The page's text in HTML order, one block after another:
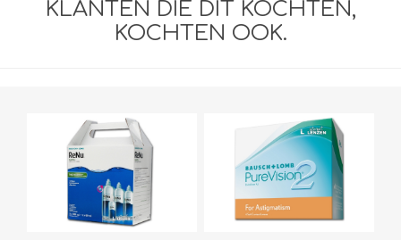
KLANTEN DIE DIT KOCHTEN,
KOCHTEN OOK.